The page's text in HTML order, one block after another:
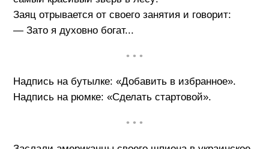
Заяц отрывается от своего занятия и говорит:
— Зато я духовно богат...
• • •
Надпись на бутылке: «Добавить в избранное».
Надпись на рюмке: «Сделать стартовой».
• • •